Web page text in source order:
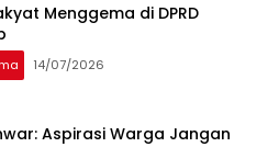
Menggema di DPRD
14/07/2026
Aspirasi Warga Jangan